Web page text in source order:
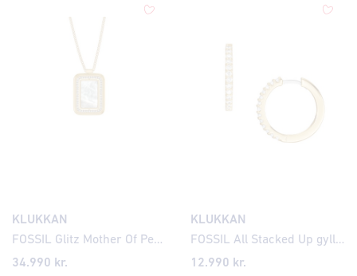
KLUKKAN
FOSSIL Glitz Mother Of Pearl gyllt hálsmen JF04996
34.990 kr.
KLUKKAN
FOSSIL All Stacked Up gylltir eyrnalokkar með zirkonia JA7215
12.990 kr.